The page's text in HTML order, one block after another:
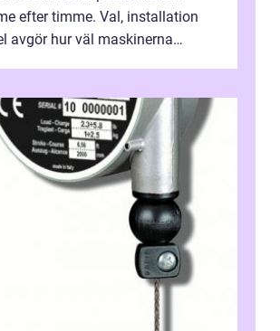
efter timme. Val, installation
avgör hur väl maskinerna